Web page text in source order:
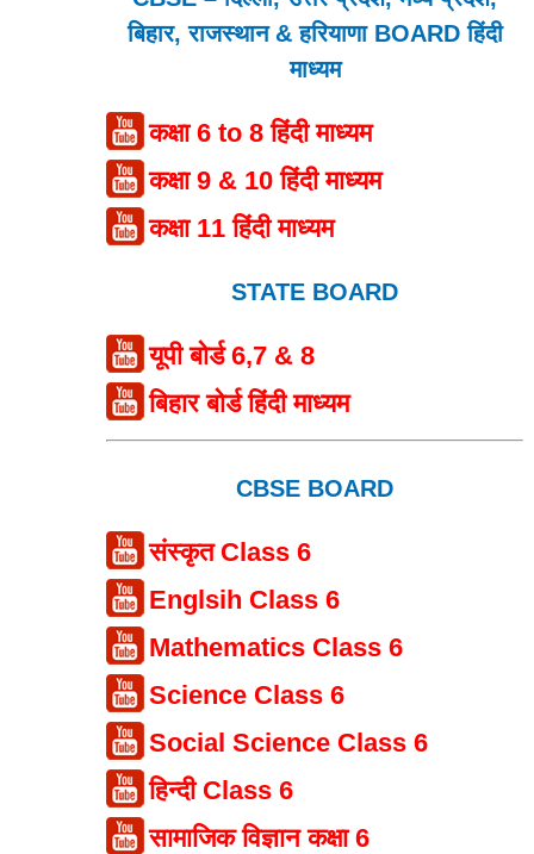
बिहार, राजस्थान & हरियाणा BOARD हिंदी
माध्यम
कक्षा 6 to 8 हिंदी माध्यम
कक्षा 9 & 10 हिंदी माध्यम
कक्षा 11 हिंदी माध्यम
STATE BOARD
यूपी बोर्ड 6,7 & 8
बिहार बोर्ड हिंदी माध्यम
CBSE BOARD
संस्कृत Class 6
Englsih Class 6
Mathematics Class 6
Science Class 6
Social Science Class 6
हिन्दी Class 6
सामाजिक विज्ञान कक्षा 6